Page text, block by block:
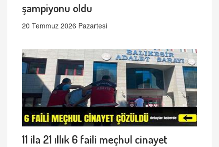
şampiyonu oldu
20 Temmuz 2026 Pazartesi
11 ila 21 ıllık 6 faili meçhul cinayet